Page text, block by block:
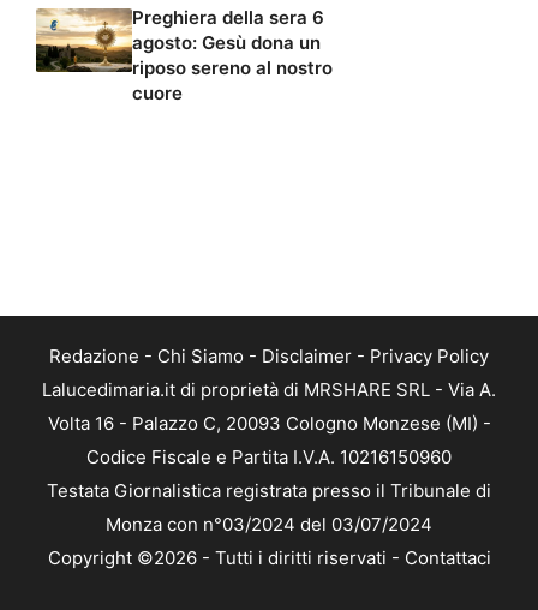
Preghiera della sera 6
agosto: Gesù dona un
riposo sereno al nostro
cuore
Redazione - Chi Siamo - Disclaimer - Privacy Policy
Lalucedimaria.it di proprietà di MRSHARE SRL - Via A.
Volta 16 - Palazzo C, 20093 Cologno Monzese (MI) -
Codice Fiscale e Partita I.V.A. 10216150960
Testata Giornalistica registrata presso il Tribunale di
Monza con n°03/2024 del 03/07/2024
Copyright ©2026 - Tutti i diritti riservati - Contattaci